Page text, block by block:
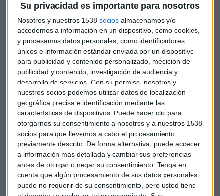
Su privacidad es importante para nosotros
Nosotros y nuestros 1538 socios almacenamos y/o
accedemos a información en un dispositivo, como cookies,
y procesamos datos personales, como identificadores
únicos e información estándar enviada por un dispositivo
para publicidad y contenido personalizado, medición de
publicidad y contenido, investigación de audiencia y
desarrollo de servicios. Con su permiso, nosotros y
nuestros socios podemos utilizar datos de localización
geográfica precisa e identificación mediante las
características de dispositivos. Puede hacer clic para
otorgarnos su consentimiento a nosotros y a nuestros 1538
socios para que llevemos a cabo el procesamiento
previamente descrito. De forma alternativa, puede acceder
a información más detallada y cambiar sus preferencias
antes de otorgar o negar su consentimiento. Tenga en
cuenta que algún procesamiento de sus datos personales
puede no requerir de su consentimiento, pero usted tiene
En el programa anterior, Enrique Dans,
Pepe Díaz e Iñaki Román
Enrique Dans: "Si no es Bitcóin o Ethereum es
basura"
Descentralización de datos y la superviviencia de las
crypto protagonizan Crytocapital con Enrique Dans,
Pepe Díaz e Iñaki Román de invitados
Capital Radio / / 2023-01-10